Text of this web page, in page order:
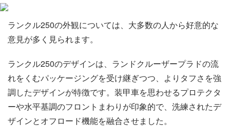
ランクル250の外観については、大多数の人から好意的な
意見が多く見られます。
ランクル250のデザインは、ランドクルーザープラドの流
れをくむパッケージングを受け継ぎつつ、よりタフさを強
調したデザインが特徴です。装甲車を思わせるプロテクタ
ーや水平基調のフロントまわりが印象的で、洗練されたデ
ザインとオフロード機能を融合させました。